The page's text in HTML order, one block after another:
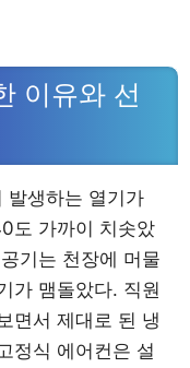
이유와 선
발생하는 열기가
도 가까이 치솟았
기는 천장에 머물
가 맴돌았다. 직원
면서 제대로 된 냉
정식 에어컨은 설